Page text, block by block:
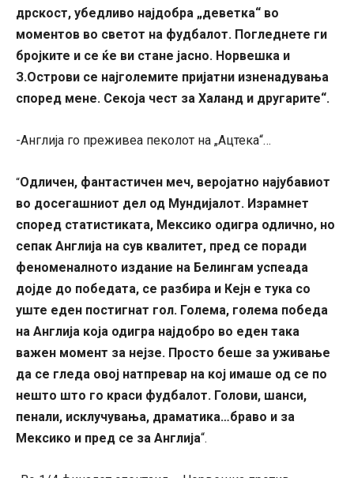
дрскост, убедливо најдобра „деветка“ во
моментов во светот на фудбалот. Погледнете ги
бројките и се ќе ви стане јасно. Норвешка и
З.Острови се најголемите пријатни изненадувања
според мене. Секоја чест за Халанд и другарите“.
-Англија го преживеа пеколот на „Ацтека“…
“Одличен, фантастичен меч, веројатно најубавиот
во досегашниот дел од Мундијалот. Израмнет
според статистиката, Мексико одигра одлично, но
сепак Англија на сув квалитет, пред се поради
феноменалното издание на Белингам успеада
дојде до победата, се разбира и Кејн е тука со
уште еден постигнат гол. Голема, голема победа
на Англија која одигра најдобро во еден така
важен момент за нејзе. Просто беше за уживање
да се гледа овој натпревар на кој имаше од се по
нешто што го краси фудбалот. Голови, шанси,
пенали, исклучувања, драматика…браво и за
Мексико и пред се за Англија“.